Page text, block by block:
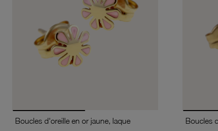
Boucles d'oreille en or jaune, laque